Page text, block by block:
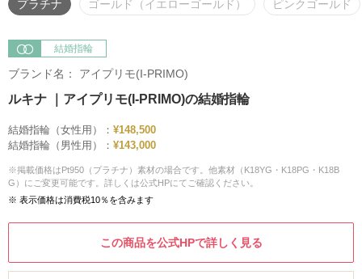
プラチナ ゴールド（イエローゴールド） ピンクゴールド
結婚指輪
ブランド名： アイプリモ(I-PRIMO)
ルキナ ｜アイプリモ(I-PRIMO)の結婚指輪
結婚指輪（女性用）： ¥148,500
結婚指輪（男性用）： ¥143,000
※掲載価格はPt950（プラチナ）素材の場合です。他素材（K18YG・K18PG・K18B
G）にご変更可能です。詳しくは公式HPにてご確認ください。
※ 表示価格は消費税10％を含みます
この商品を公式HPで詳しく見る